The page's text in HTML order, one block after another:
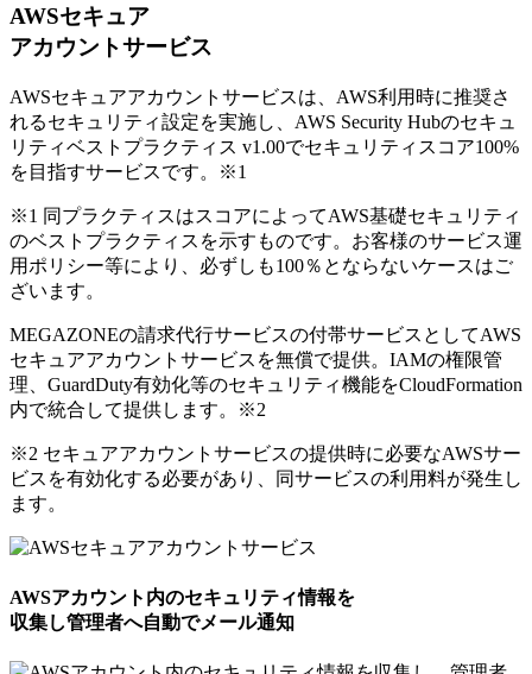
AWSセキュア
アカウントサービス
AWSセキュアアカウントサービスは、AWS利用時に推奨さ
れるセキュリティ設定を実施し、AWS Security Hubのセキュ
リティベストプラクティス v1.00でセキュリティスコア100%
を目指すサービスです。
※1
※1 同プラクティスはスコアによってAWS基礎セキュリティ
のベストプラクティスを示すものです。お客様のサービス運
用ポリシー等により、必ずしも100％とならないケースはご
ざいます。
MEGAZONEの請求代行サービスの付帯サービスとしてAWS
セキュアアカウントサービスを無償で提供。IAMの権限管
理、GuardDuty有効化等のセキュリティ機能をCloudFormation
内で統合して提供します。
※2
※2 セキュアアカウントサービスの提供時に必要なAWSサー
ビスを有効化する必要があり、同サービスの利用料が発生し
ます。
AWSアカウント内のセキュリティ情報を
収集し管理者へ自動でメール通知